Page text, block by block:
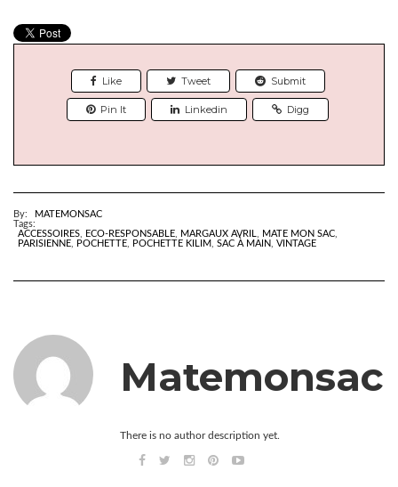
Like Tweet Submit
Pin It Linkedin Digg
By:
MATEMONSAC
Tags:
ACCESSOIRES
ECO-RESPONSABLE MARGAUX AVRIL MATE MON SAC
PARISIENNE
POCHETTE POCHETTE KILIM SAC À MAIN VINTAGE
Matemonsac
There is no author description yet.